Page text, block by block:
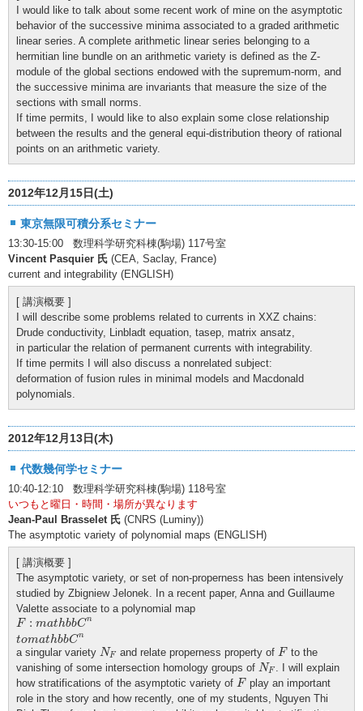
I would like to talk about some recent work of mine on the asymptotic
behavior of the successive minima associated to a graded arithmetic
linear series. A complete arithmetic linear series belonging to a
hermitian line bundle on an arithmetic variety is defined as the Z-
module of the global sections endowed with the supremum-norm, and
the successive minima are invariants that measure the size of the
sections with small norms.
If time permits, I would like to also explain some close relationship
between the results and the general equi-distribution theory of rational
points on an arithmetic variety.
2012年12月15日(土)
東京無限可積分系セミナー
13:30-15:00 数理科学研究科棟(駒場) 117号室
Vincent Pasquier 氏 (CEA, Saclay, France)
current and integrability (ENGLISH)
[ 講演概要 ]
I will describe some problems related to currents in XXZ chains:
Drude conductivity, Linbladt equation, tasep, matrix ansatz,
in particular the relation of permanent currents with integrability.
If time permits I will also discuss a nonrelated subject:
deformation of fusion rules in minimal models and Macdonald
polynomials.
2012年12月13日(木)
代数幾何学セミナー
10:40-12:10 数理科学研究科棟(駒場) 118号室
いつもと曜日・時間・場所が異なります
Jean-Paul Brasselet 氏 (CNRS (Luminy))
The asymptotic variety of polynomial maps (ENGLISH)
[ 講演概要 ]
The asymptotic variety, or set of non-properness has been intensively
studied by Zbigniew Jelonek. In a recent paper, Anna and Guillaume
Valette associate to a polynomial map
F : mathbbCn
tomathbbCn
F:mathbbCntoma hbbC n
a singular variety NF
NF and relate properness property of F
Fto the
vanishing of some intersection homology groups of NF
NF
. I will explain
how stratifications of the asymptotic variety of F
Fplay an important
role in the story and how recently, one of my students, Nguyen Thi